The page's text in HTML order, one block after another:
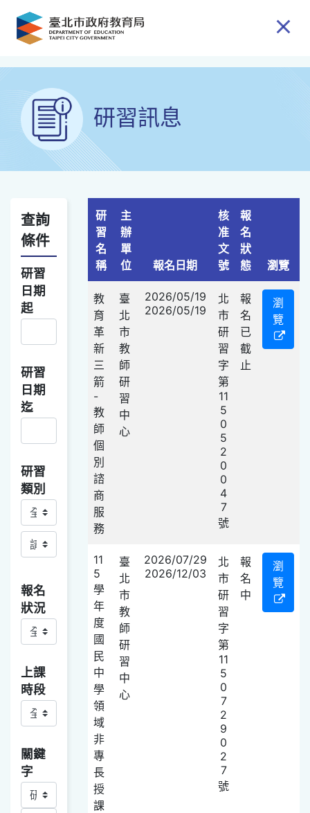
跳到主要內容
研習訊息
查詢
條件
查詢選項
研習
日期
起
研習
日期
迄
研習
類別
研習類別主
研習類別副
報名
狀況
上課
時段
關鍵
字
關鍵字查詢項目選取
研
習
名
稱
主
辦
單
位
報名日期
核
准
文
號
報
名
狀
態
瀏覽
教
育
革
新
三
箭
-
教
師
個
別
諮
商
服
務
臺
北
市
教
師
研
習
中
心
2026/05/19
2026/05/19
北
市
研
習
字
第
11
5
0
5
2
0
0
4
7
號
報
名
已
截
止
瀏
覽
11
5
學
年
度
國
民
中
學
領
域
非
專
長
授
課
臺
北
市
教
師
研
習
中
心
2026/07/29
2026/12/03
北
市
研
習
字
第
11
5
0
7
2
9
0
2
7
號
報
名
中
瀏
覽